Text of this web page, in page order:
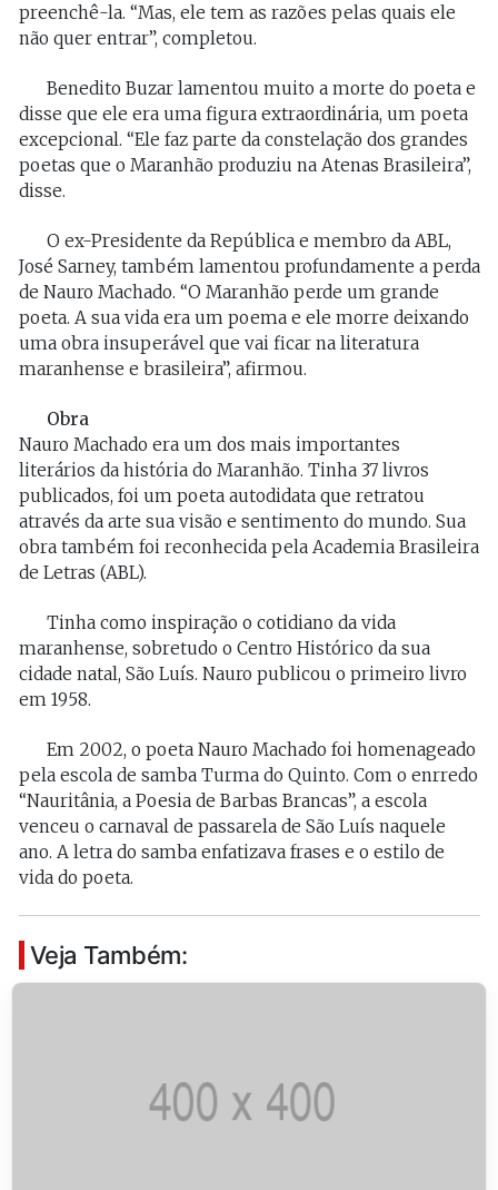
preenchê-la. “Mas, ele tem as razões pelas quais ele
não quer entrar”, completou.
Benedito Buzar lamentou muito a morte do poeta e
disse que ele era uma figura extraordinária, um poeta
excepcional. “Ele faz parte da constelação dos grandes
poetas que o Maranhão produziu na Atenas Brasileira”,
disse.
O ex-Presidente da República e membro da ABL,
José Sarney, também lamentou profundamente a perda
de Nauro Machado. “O Maranhão perde um grande
poeta. A sua vida era um poema e ele morre deixando
uma obra insuperável que vai ficar na literatura
maranhense e brasileira”, afirmou.
Obra
Nauro Machado era um dos mais importantes
literários da história do Maranhão. Tinha 37 livros
publicados, foi um poeta autodidata que retratou
através da arte sua visão e sentimento do mundo. Sua
obra também foi reconhecida pela Academia Brasileira
de Letras (ABL).
Tinha como inspiração o cotidiano da vida
maranhense, sobretudo o Centro Histórico da sua
cidade natal, São Luís. Nauro publicou o primeiro livro
em 1958.
Em 2002, o poeta Nauro Machado foi homenageado
pela escola de samba Turma do Quinto. Com o enrredo
“Nauritânia, a Poesia de Barbas Brancas”, a escola
venceu o carnaval de passarela de São Luís naquele
ano. A letra do samba enfatizava frases e o estilo de
vida do poeta.
Veja Também: